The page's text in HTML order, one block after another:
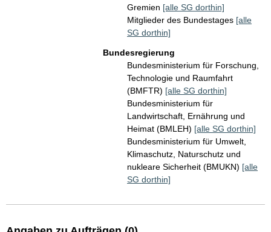
Gremien [alle SG dorthin]
Mitglieder des Bundestages [alle
SG dorthin]
Bundesregierung
Bundesministerium für Forschung,
Technologie und Raumfahrt
(BMFTR) [alle SG dorthin]
Bundesministerium für
Landwirtschaft, Ernährung und
Heimat (BMLEH) [alle SG dorthin]
Bundesministerium für Umwelt,
Klimaschutz, Naturschutz und
nukleare Sicherheit (BMUKN) [alle
SG dorthin]